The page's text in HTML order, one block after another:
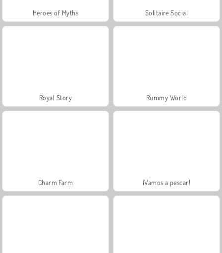
Heroes of Myths Solitaire Social
Royal Story Rummy World
Charm Farm ¡Vamos a pescar!